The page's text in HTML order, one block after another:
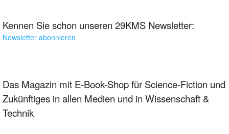
Kennen Sie schon unseren 29KMS Newsletter:
Newsletter abonnieren
Das Magazin mit E-Book-Shop für Science-Fiction und
Zukünftiges in allen Medien und in Wissenschaft &
Technik